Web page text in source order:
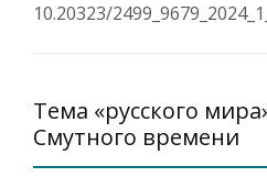
10.20323/
Тема «русского
Смутного времени